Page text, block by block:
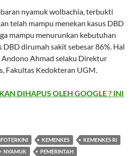
nyamuk wolbachia, terbukti
telah mampu menekan kasus DBD
mampu menurunkan kebutuhan
DBD dirumah sakit sebesar 86%. Hal
Ahmad selaku Direktur
Fakultas Kedokteran UGM.
DIHAPUS OLEH GOOGLE ? INI
KEMENKES
KEMENKES RI
NYAMUK
PEMERINTAH